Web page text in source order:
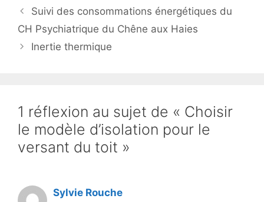
Suivi des consommations énergétiques du
CH Psychiatrique du Chêne aux Haies
Inertie thermique
1 réflexion au sujet de « Choisir
le modèle d’isolation pour le
versant du toit »
Sylvie Rouche